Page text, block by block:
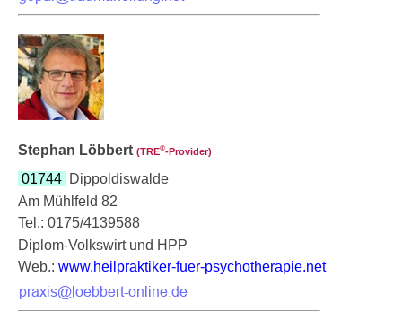
Stephan Löbbert (TRE®‑Provider)
01744 Dippoldiswalde
Am Mühlfeld 82
Tel.: 0175/4139588
Diplom-Volkswirt und HPP
Web.: www.heilpraktiker-fuer-psychotherapie.net